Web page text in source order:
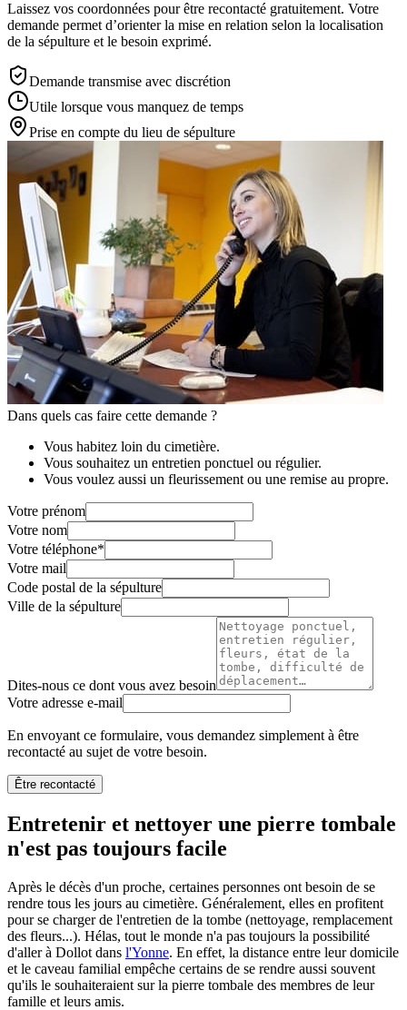
Laissez vos coordonnées pour être recontacté gratuitement. Votre
demande permet d’orienter la mise en relation selon la localisation
de la sépulture et le besoin exprimé.
Demande transmise avec discrétion
Utile lorsque vous manquez de temps
Prise en compte du lieu de sépulture
Dans quels cas faire cette demande ?
Vous habitez loin du cimetière.
Vous souhaitez un entretien ponctuel ou régulier.
Vous voulez aussi un fleurissement ou une remise au propre.
Votre prénom
Votre nom
Votre téléphone*
Votre mail
Code postal de la sépulture
Ville de la sépulture
Dites-nous ce dont vous avez besoin
Votre adresse e-mail
En envoyant ce formulaire, vous demandez simplement à être
recontacté au sujet de votre besoin.
Être recontacté
Entretenir et nettoyer une pierre tombale
n'est pas toujours facile
Après le décès d'un proche, certaines personnes ont besoin de se
rendre tous les jours au cimetière. Généralement, elles en profitent
pour se charger de l'entretien de la tombe (nettoyage, remplacement
des fleurs...). Hélas, tout le monde n'a pas toujours la possibilité
d'aller à Dollot dans l'Yonne. En effet, la distance entre leur domicile
et le caveau familial empêche certains de se rendre aussi souvent
qu'ils le souhaiteraient sur la pierre tombale des membres de leur
famille et leurs amis.